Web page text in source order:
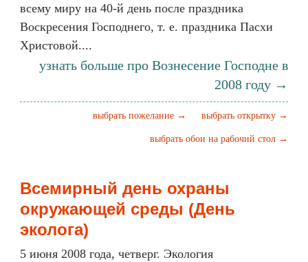
всему миру на 40-й день после праздника
Воскресения Господнего, т. е. праздника Пасхи
Христовой....
узнать больше про Вознесение Господне в
2008 году →
выбрать открытку →
выбрать пожелание →
выбрать обои на рабочий стол →
Всемирный день охраны
окружающей среды (День
эколога)
5 июня 2008 года, четверг. Экология